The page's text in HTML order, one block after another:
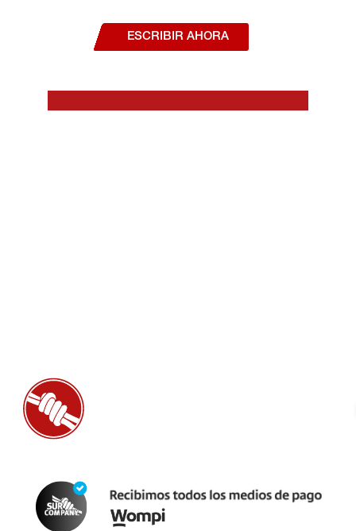
ESCRIBIR AHORA